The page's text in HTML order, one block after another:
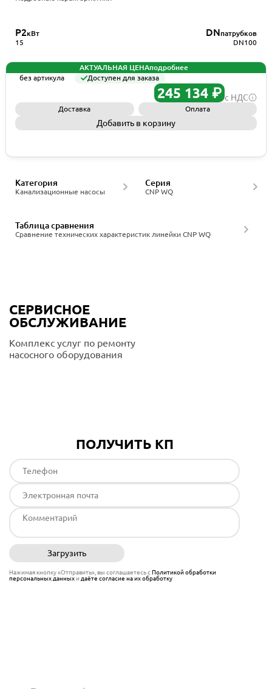
P2кВт
15
DNпатрубков
DN100
АКТУАЛЬНАЯ ЦЕНАподробнее
без артикула
Доступен для заказа
245 134 ₽ с НДС
Доставка Оплата
Добавить в корзину
Канализационные насосы
Категория
CNP WQ
Серия
Сравнение технических характеристик линейки CNP WQ
Таблица сравнения
СЕРВИСНОЕ
ОБСЛУЖИВАНИЕ
Комплекс услуг по ремонту
насосного оборудования
ПОЛУЧИТЬ КП
Загрузить
Нажимая кнопку «Отправить», вы соглашаетесь сПолитикой обработки
персональных данныхи даёте согласие на их обработку